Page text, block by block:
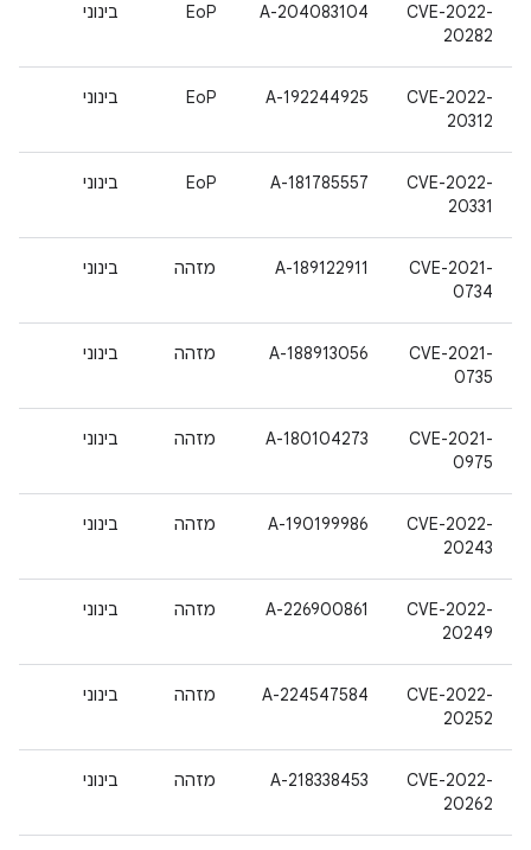
CVE-2022-
20282
A-204083104
EoP בינוני
CVE-2022-
20312
A-192244925
EoP בינוני
CVE-2022-
20331
A-181785557
EoP בינוני
CVE-2021-
0734
A-189122911 מזהה בינוני
CVE-2021-
0735
A-188913056 מזהה בינוני
CVE-2021-
0975
A-180104273 מזהה בינוני
CVE-2022-
20243
A-190199986 מזהה בינוני
CVE-2022-
20249
A-226900861 מזהה בינוני
CVE-2022-
20252
A-224547584 מזהה בינוני
CVE-2022-
20262
A-218338453 מזהה בינוני